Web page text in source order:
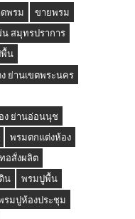
พรม
ขายพรม
สมุทรปราการ
น
ย่านเขตพระนคร
ง ย่านอ่อนนุช
พรมตกแต่งห้อง
อสั่งผลิต
น
พรมปูพื้น
รมปูห้องประชุม